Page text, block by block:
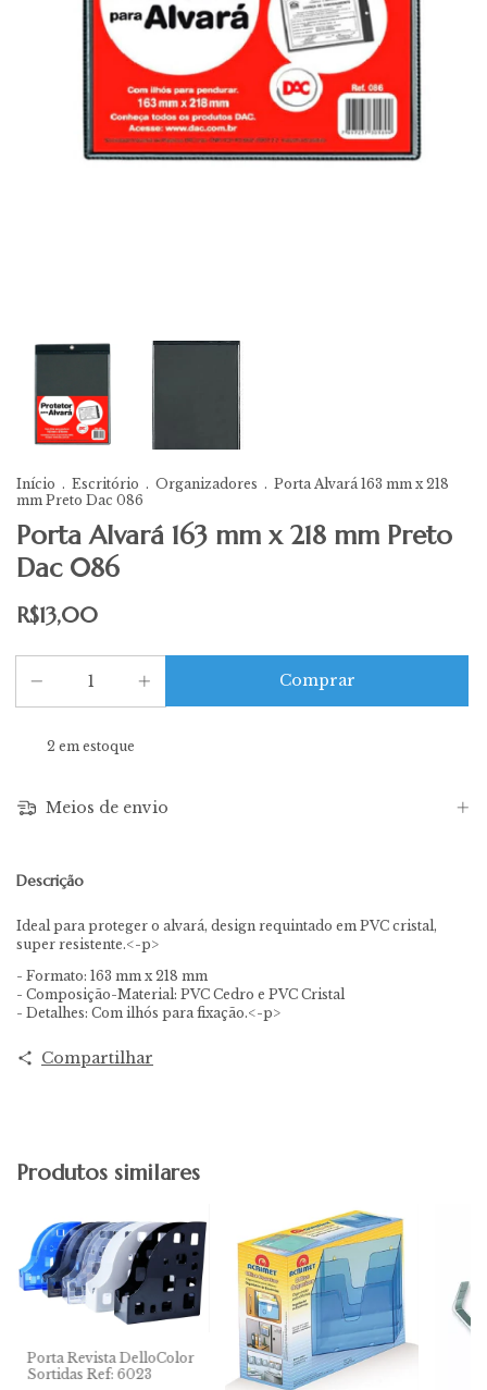
Início . Escritório . Organizadores . Porta Alvará 163 mm x 218
mm Preto Dac 086
Porta Alvará 163 mm x 218 mm Preto
Dac 086
R$13,00
2 em estoque
Meios de envio
Descrição
Ideal para proteger o alvará, design requintado em PVC cristal,
super resistente.<-p>
- Formato: 163 mm x 218 mm
- Composição-Material: PVC Cedro e PVC Cristal
- Detalhes: Com ilhós para fixação.<-p>
Compartilhar
Produtos similares
Porta Revista DelloColor
Sortidas Ref: 6023